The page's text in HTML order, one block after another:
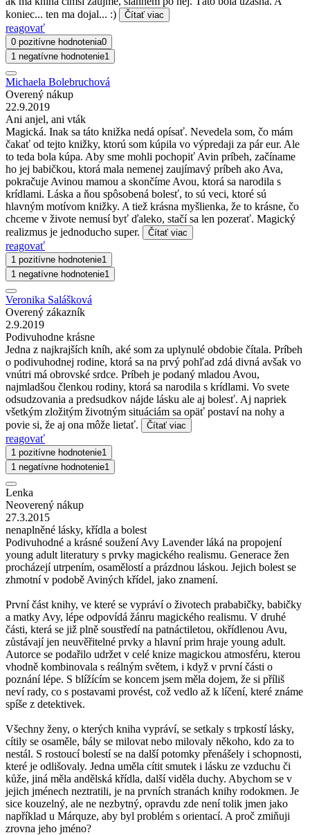
koniec... ten ma dojal... :)
Čítať viac
reagovať
0 pozitívne hodnotenia0
1 negatívne hodnotenie1
Michaela Bolebruchová
Overený nákup
22.9.2019
Ani anjel, ani vták
Magická. Inak sa táto knižka nedá opísať. Nevedela som, čo mám
čakať od tejto knižky, ktorú som kúpila vo výpredaji za pár eur. Ale
to teda bola kúpa. Aby sme mohli pochopiť Avin príbeh, začíname
ho jej babičkou, ktorá mala nemenej zaujímavý príbeh ako Ava,
pokračuje Avinou mamou a skončíme Avou, ktorá sa narodila s
krídlami. Láska a ňou spôsobená bolesť, to sú veci, ktoré sú
hlavným motívom knižky. A tiež krásna myšlienka, že to krásne, čo
chceme v živote nemusí byť ďaleko, stačí sa len pozerať. Magický
realizmus je jednoducho super.
Čítať viac
reagovať
1 pozitívne hodnotenie1
1 negatívne hodnotenie1
Veronika Salášková
Overený zákazník
2.9.2019
Podivuhodne krásne
Jedna z najkrajších kníh, aké som za uplynulé obdobie čítala. Príbeh
o podivuhodnej rodine, ktorá sa na prvý pohľad zdá divná avšak vo
vnútri má obrovské srdce. Príbeh je podaný mladou Avou,
najmladšou členkou rodiny, ktorá sa narodila s krídlami. Vo svete
odsudzovania a predsudkov nájde lásku ale aj bolesť. Aj napriek
všetkým zložitým životným situáciám sa opäť postaví na nohy a
povie si, že aj ona môže lietať.
Čítať viac
reagovať
1 pozitívne hodnotenie1
1 negatívne hodnotenie1
Lenka
Neoverený nákup
27.3.2015
nenaplněné lásky, křídla a bolest
Podivuhodné a krásné soužení Avy Lavender láká na propojení
young adult literatury s prvky magického realismu. Generace žen
procházejí utrpením, osamělostí a prázdnou láskou. Jejich bolest se
zhmotní v podobě Aviných křídel, jako znamení.
První část knihy, ve které se vypráví o životech prababičky, babičky
a matky Avy, lépe odpovídá žánru magického realismu. V druhé
části, která se již plně soustředí na patnáctiletou, okřídlenou Avu,
zůstávají jen neuvěřitelné prvky a hlavní prim hraje young adult.
Autorce se podařilo udržet v celé knize magickou atmosféru, kterou
vhodně kombinovala s reálným světem, i když v první části o
poznání lépe. S blížícím se koncem jsem měla dojem, že si příliš
neví rady, co s postavami provést, což vedlo až k líčení, které známe
spíše z detektivek.
Všechny ženy, o kterých kniha vypráví, se setkaly s trpkostí lásky,
cítily se osaměle, bály se milovat nebo milovaly někoho, kdo za to
nestál. S rostoucí bolestí se na další potomky přenášely i schopnosti,
které je odlišovaly. Jedna uměla cítit smutek i lásku ze vzduchu či
kůže, jiná měla andělská křídla, další viděla duchy. Abychom se v
jejich jménech neztratili, je na prvních stranách knihy rodokmen. Je
sice kouzelný, ale ne nezbytný, opravdu zde není tolik jmen jako
například u Márquze, aby byl problém s orientací. A proč zmiňuji
zrovna jeho jméno?